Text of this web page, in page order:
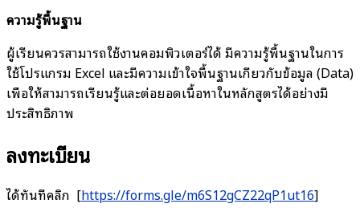
ความรู้พื้นฐาน
ผู้เรียนควรสามารถใช้งานคอมพิวเตอร์ได้ มีความรู้พื้นฐานในการ
ใช้โปรแกรม Excel และมีความเข้าใจพื้นฐานเกี่ยวกับข้อมูล (Data)
เพื่อให้สามารถเรียนรู้และต่อยอดเนื้อหาในหลักสูตรได้อย่างมี
ประสิทธิภาพ
ลงทะเบียน
ได้ทันทีคลิก [https://forms.gle/m6S12gCZ22qP1ut16]